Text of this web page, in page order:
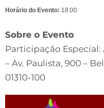
Horário do Evento: 18:00
Sobre o Evento
Participação Especial:
– Av. Paulista, 900 –
01310-100